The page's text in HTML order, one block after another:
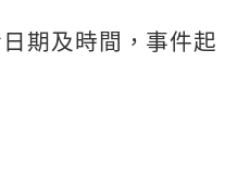
期及時間，事件起